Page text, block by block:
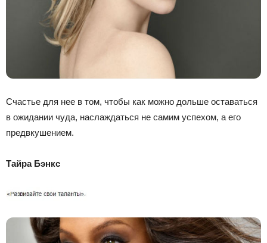
Счастье для нее в том, чтобы как можно дольше оставаться
в ожидании чуда, наслаждаться не самим успехом, а его
предвкушением.
Тайра Бэнкс